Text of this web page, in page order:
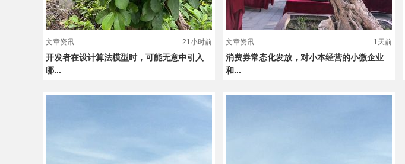
文章资讯 21小时前
开发者在设计算法模型时，可能无意中引入
哪...
文章资讯 1天前
消费券常态化发放，对小本经营的小微企业
和...